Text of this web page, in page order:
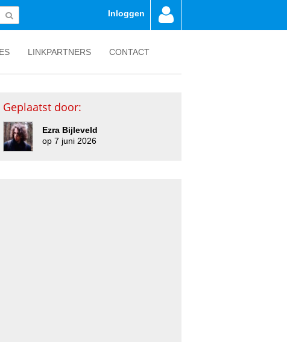
Inloggen
LINKPARTNERS CONTACT
Geplaatst door:
Ezra Bijleveld
op 7 juni 2026